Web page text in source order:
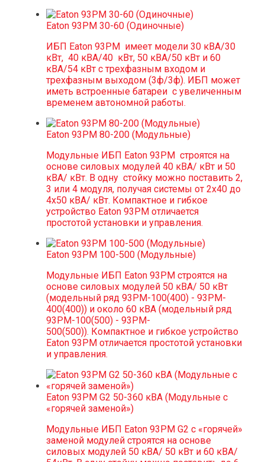
Eaton 93PM 30-60 (Одиночные)
ИБП Eaton 93PM имеет модели 30 кВА/30
кВт, 40 кВА/40 кВт, 50 кВА/50 кВт и 60
кВА/54 кВт с трехфазным входом и
трехфазным выходом (3ф/3ф). ИБП может
иметь встроенные батареи с увеличенным
временем автономной работы.
Eaton 93PM 80-200 (Модульные)
Модульные ИБП Eaton 93PM строятся на
основе силовых модулей 40 кВА/ кВт и 50
кВА/ кВт. В одну стойку можно поставить 2,
3 или 4 модуля, получая системы от 2х40 до
4х50 кВА/ кВт. Компактное и гибкое
устройство Eaton 93PM отличается
простотой установки и управления.
Eaton 93PM 100-500 (Модульные)
Модульные ИБП Eaton 93PM строятся на
основе силовых модулей 50 кВА/ 50 кВт
(модельный ряд 93PM-100(400) - 93PM-
400(400)) и около 60 кВА (модельный ряд
93PM-100(500) - 93PM-
500(500)). Компактное и гибкое устройство
Eaton 93PM отличается простотой установки
и управления.
Eaton 93PM G2 50-360 кВА (Модульные c
«горячей заменой»)
Модульные ИБП Eaton 93PM G2 с «горячей»
заменой модулей строятся на основе
силовых модулей 50 кВА/ 50 кВт и 60 кВА/